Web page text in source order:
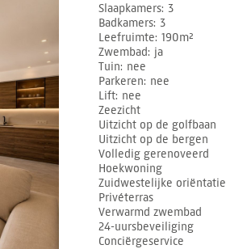
Slaapkamers 3
Badkamers 3
Leefruimte 190m²
Zwembad
ja
Tuin nee
Parkeren nee
Lift nee
Zeezicht
Uitzicht op de golfbaan
Uitzicht op de bergen
Volledig gerenoveerd
Hoekwoning
Zuidwestelijke oriëntatie
Privéterras
Verwarmd zwembad
24-uursbeveiliging
Conciërgeservice